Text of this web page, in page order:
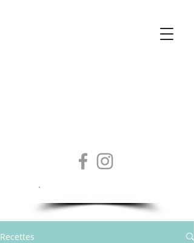
Recettes